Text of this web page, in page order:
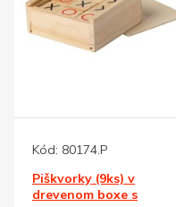
Kód: 80174.P
Piškvorky (9ks) v
drevenom boxe s